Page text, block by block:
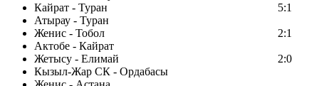
Кайрат - Туран
5:1
Атырау - Туран
Женис - Тобол
2:1
Актобе - Кайрат
Жетысу - Елимай
2:0
Кызыл-Жар СК - Ордабасы